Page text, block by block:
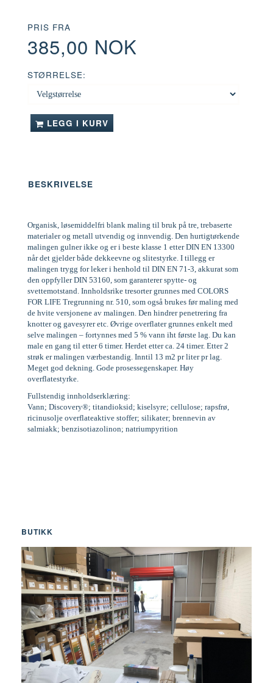
PRIS FRA
385,00 NOK
STØRRELSE:
LEGG I KURV
BESKRIVELSE
Organisk, løsemiddelfri blank maling til bruk på tre, trebaserte
materialer og metall utvendig og innvendig. Den hurtigtørkende
malingen gulner ikke og er i beste klasse 1 etter DIN EN 13300
når det gjelder både dekkeevne og slitestyrke. I tillegg er
malingen trygg for leker i henhold til DIN EN 71-3, akkurat som
den oppfyller DIN 53160, som garanterer spytte- og
svettemotstand. Innholdsrike tresorter grunnes med COLORS
FOR LIFE Tregrunning nr. 510, som også brukes før maling med
de hvite versjonene av malingen. Den hindrer penetrering fra
knotter og gavesyrer etc. Øvrige overflater grunnes enkelt med
selve malingen – fortynnes med 5 % vann iht første lag. Du kan
male en gang til etter 6 timer. Herdet etter ca. 24 timer. Etter 2
strøk er malingen værbestandig. Inntil 13 m2 pr liter pr lag.
Meget god dekning. Gode prosessegenskaper. Høy
overflatestyrke.
Fullstendig innholdserklæring:
Vann; Discovery®; titandioksid; kiselsyre; cellulose; rapsfrø,
ricinusolje overflateaktive stoffer; silikater; brennevin av
salmiakk; benzisotiazolinon; natriumpyrition
BUTIKK